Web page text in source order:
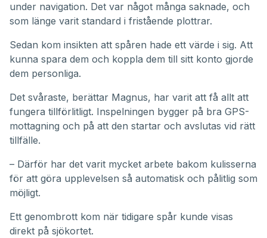
under navigation. Det var något många saknade, och
som länge varit standard i fristående plottrar.
Sedan kom insikten att spåren hade ett värde i sig. Att
kunna spara dem och koppla dem till sitt konto gjorde
dem personliga.
Det svåraste, berättar Magnus, har varit att få allt att
fungera tillförlitligt. Inspelningen bygger på bra GPS-
mottagning och på att den startar och avslutas vid rätt
tillfälle.
– Därför har det varit mycket arbete bakom kulisserna
för att göra upplevelsen så automatisk och pålitlig som
möjligt.
Ett genombrott kom när tidigare spår kunde visas
direkt på sjökortet.